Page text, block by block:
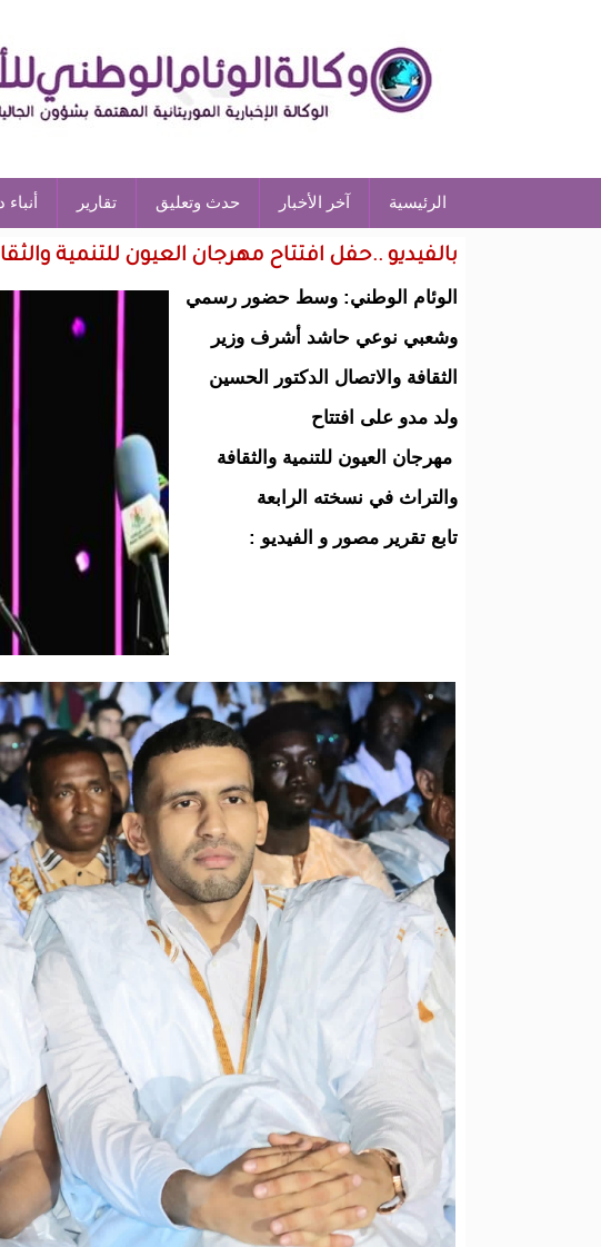
الرئيسية آخر الأخبار حدث وتعليق تقارير أنباء
بالفيديو ..حفل افتتاح مهرجان العيون للتنمية
الوئام الوطني: وسط حضور رسمي
وشعبي نوعي حاشد أشرف وزير
الثقافة والاتصال الدكتور الحسين
ولد مدو على افتتاح
مهرجان العيون للتنمية والثقافة
والتراث في نسخته الرابعة
تابع تقرير مصور و الفيديو :